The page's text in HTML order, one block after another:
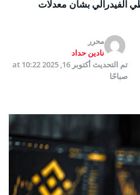
الفيدرالي بشأن معدلات
محرر
نادين حداد
تم التحديث
أكتوبر 16, 2025 at 10:22
صباحًا